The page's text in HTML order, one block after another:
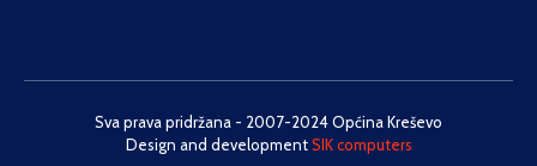
Sva prava pridržana - 2007-2024 Općina Kreševo
Design and developmentSIK computers